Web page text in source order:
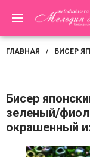
ГЛАВНАЯ / БИСЕР
Бисер
зеленый/
окрашенный